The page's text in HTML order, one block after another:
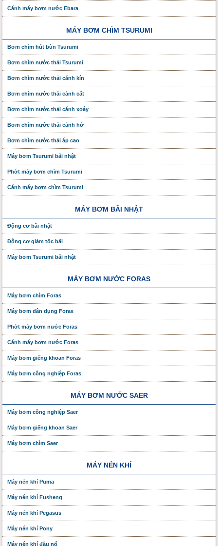
Cánh máy bơm nước Ebara
MÁY BƠM CHÌM TSURUMI
Bơm chìm hút bùn Tsurumi
Bơm chìm nước thải Tsurumi
Bơm chìm nước thải cánh kín
Bơm chìm nước thải cánh cắt
Bơm chìm nước thải cánh xoáy
Bơm chìm nước thải cánh hở
Bơm chìm nước thải áp cao
Máy bơm Tsurumi bãi nhật
Phớt máy bơm chìm Tsurumi
Cánh máy bơm chìm Tsurumi
MÁY BƠM BÃI NHẬT
Động cơ bãi nhật
Động cơ giảm tốc bãi
Máy bơm Tsurumi bãi nhật
MÁY BƠM NƯỚC FORAS
Máy bơm chìm Foras
Máy bơm dân dụng Foras
Phớt máy bơm nước Foras
Cánh máy bơm nước Foras
Máy bơm giếng khoan Foras
Máy bơm công nghiệp Foras
MÁY BƠM NƯỚC SAER
Máy bơm công nghiệp Saer
Máy bơm giếng khoan Saer
Máy bơm chìm Saer
MÁY NÉN KHÍ
Máy nén khí Puma
Máy nén khí Fusheng
Máy nén khí Pegasus
Máy nén khí Pony
Máy nén khí đầu nổ